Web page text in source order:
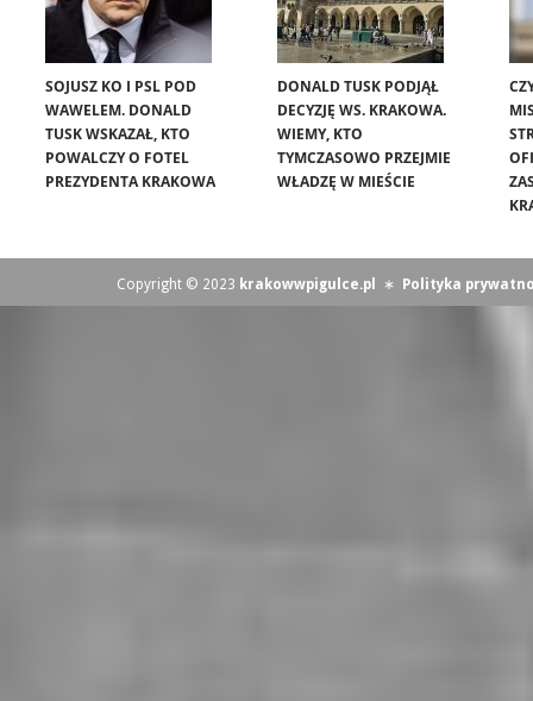
SOJUSZ KO I PSL POD
WAWELEM. DONALD
TUSK WSKAZAŁ, KTO
POWALCZY O FOTEL
PREZYDENTA KRAKOWA
DONALD TUSK PODJĄŁ
DECYZJĘ WS. KRAKOWA.
WIEMY, KTO
TYMCZASOWO PRZEJMIE
WŁADZĘ W MIEŚCIE
Copyright © 2023 krakowwpigulce.pl ∗ Polityka